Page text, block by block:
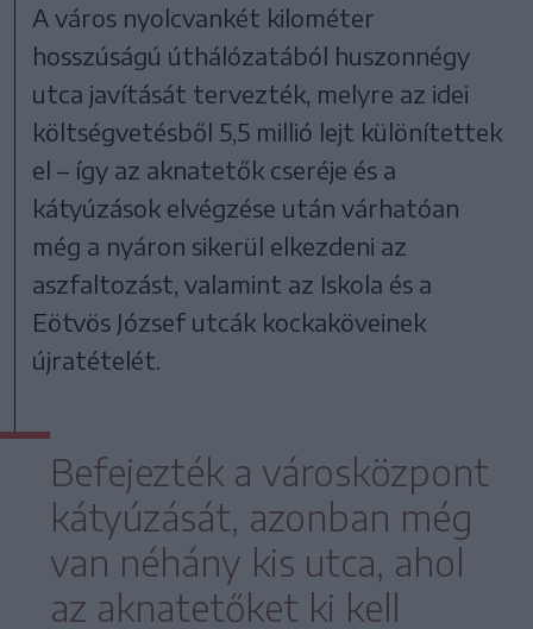
A város nyolcvankét kilométer
hosszúságú úthálózatából huszonnégy
utca javítását tervezték, melyre az idei
költségvetésből 5,5 millió lejt különítettek
el – így az aknatetők cseréje és a
kátyúzások elvégzése után várhatóan
még a nyáron sikerül elkezdeni az
aszfaltozást, valamint az Iskola és a
Eötvös József utcák kockaköveinek
újratételét.
Befejezték a városközpont
kátyúzását, azonban még
van néhány kis utca, ahol
az aknatetőket ki kell